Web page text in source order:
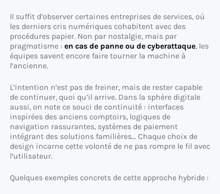
Il suffit d’observer certaines entreprises de services, où
les derniers cris numériques cohabitent avec des
procédures papier. Non par nostalgie, mais par
pragmatisme : en cas de panne ou de cyberattaque, les
équipes savent encore faire tourner la machine à
l’ancienne.
L’intention n’est pas de freiner, mais de rester capable
de continuer, quoi qu’il arrive. Dans la sphère digitale
aussi, on note ce souci de continuité : interfaces
inspirées des anciens comptoirs, logiques de
navigation rassurantes, systèmes de paiement
intégrant des solutions familières… Chaque choix de
design incarne cette volonté de ne pas rompre le fil avec
l’utilisateur.
Quelques exemples concrets de cette approche hybride :